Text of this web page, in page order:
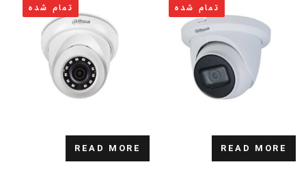
تمام شده
READ MORE
تمام شده
READ MORE